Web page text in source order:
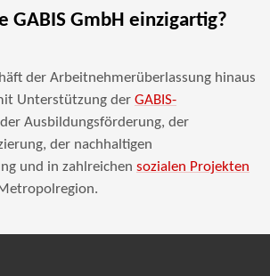
GABIS GmbH einzigartig?
der Arbeitnehmerüberlassung hinaus
Unterstützung der GABIS-
Ausbildungsförderung, der
der nachhaltigen
und in zahlreichen sozialen Projekten